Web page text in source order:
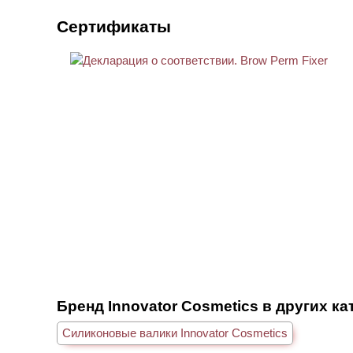
Сертификаты
Бренд Innovator Cosmetics в других
Силиконовые валики Innovator Cosmetics